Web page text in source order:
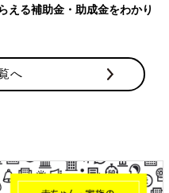
える補助金・助成金をわかり
へ